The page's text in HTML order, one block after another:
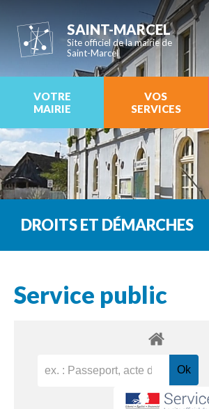
SAINT-MARCEL
Site officiel de la mairie de
Saint-Marcel
VOTRE
MAIRIE
VOS
SERVICES
DROITS ET DÉMARCHES
Service public